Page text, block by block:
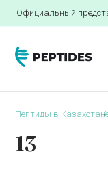
Официальный
Пептиды в
13